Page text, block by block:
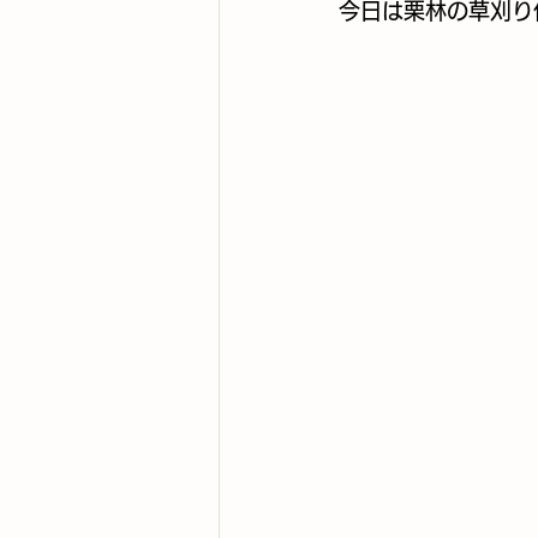
今日は栗林の草刈り